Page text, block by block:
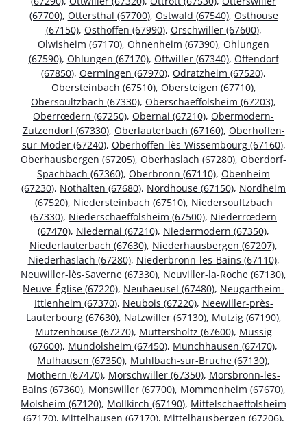
(67700), Ottersthal (67700), Ostwald (67540), Osthouse
(67150), Osthoffen (67990), Orschwiller (67600),
Olwisheim (67170), Ohnenheim (67390), Ohlungen
(67590), Ohlungen (67170), Offwiller (67340), Offendorf
(67850), Oermingen (67970), Odratzheim (67520),
Obersteinbach (67510), Obersteigen (67710),
Obersoultzbach (67330), Oberschaeffolsheim (67203),
Oberrœdern (67250), Obernai (67210), Obermodern-
Zutzendorf (67330), Oberlauterbach (67160), Oberhoffen-
sur-Moder (67240), Oberhoffen-lès-Wissembourg (67160),
Oberhausbergen (67205), Oberhaslach (67280), Oberdorf-
Spachbach (67360), Oberbronn (67110), Obenheim
(67230), Nothalten (67680), Nordhouse (67150), Nordheim
(67520), Niedersteinbach (67510), Niedersoultzbach
(67330), Niederschaeffolsheim (67500), Niederrœdern
(67470), Niedernai (67210), Niedermodern (67350),
Niederlauterbach (67630), Niederhausbergen (67207),
Niederhaslach (67280), Niederbronn-les-Bains (67110),
Neuwiller-lès-Saverne (67330), Neuviller-la-Roche (67130),
Neuve-Église (67220), Neuhaeusel (67480), Neugartheim-
Ittlenheim (67370), Neubois (67220), Neewiller-près-
Lauterbourg (67630), Natzwiller (67130), Mutzig (67190),
Mutzenhouse (67270), Muttersholtz (67600), Mussig
(67600), Mundolsheim (67450), Munchhausen (67470),
Mulhausen (67350), Muhlbach-sur-Bruche (67130),
Mothern (67470), Morschwiller (67350), Morsbronn-les-
Bains (67360), Monswiller (67700), Mommenheim (67670),
Molsheim (67120), Mollkirch (67190), Mittelschaeffolsheim
(67170), Mittelhausen (67170), Mittelhausbergen (67206),